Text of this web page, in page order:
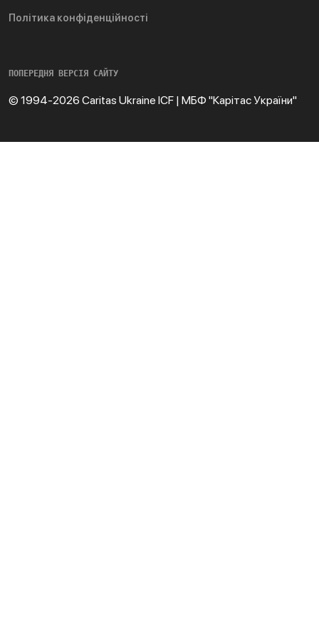
Політика конфіденційності
ПОПЕРЕДНЯ ВЕРСІЯ САЙТУ
© 1994-2026 Caritas Ukraine ICF | МБФ "Карітас України"